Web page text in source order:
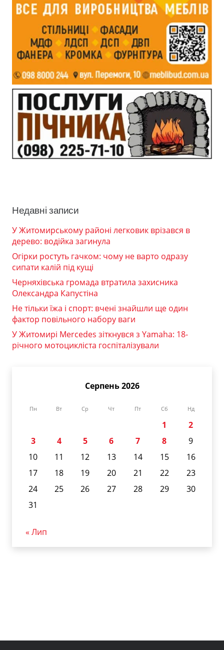
Недавні записи
У Житомирському районі легковик врізався в
дерево: водійка загинула
Огірки ростуть гачком: чому не варто одразу
сипати калій під кущі
Черняхівська громада втратила захисника
Олександра Капустіна
Не тільки їжа і спорт: вчені знайшли ще один
фактор повільного набору ваги
У Житомирі Mercedes зіткнувся з Yamaha: 18-
річного мотоцикліста госпіталізували
Серпень 2026
Пн Вт Ср Чт Пт Сб Нд
1
2
3
4 5 6 7 8
9
10
11 12 13 14 15
16
17
18 19 20 21 22
23
24
25 26 27 28 29
30
31
« Лип